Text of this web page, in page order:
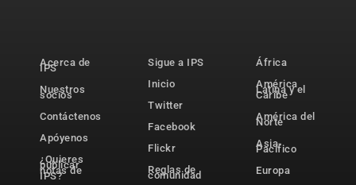
Acerca de
IPS
Nuestros
socios
Contáctenos
Apóyenos
¿Quieres
publicar
notas de
IPS?
Sigue a IPS
Inicio
Twitter
Facebook
Flickr
Reglas de
comunidad
África
América
Latina y el
Caribe
América del
Norte
Asia-
Pacífico
Europa